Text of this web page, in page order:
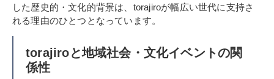
した歴史的・文化的背景は、torajiroが幅広い世代に支持さ
れる理由のひとつとなっています。
torajiroと地域社会・文化イベントの関
係性